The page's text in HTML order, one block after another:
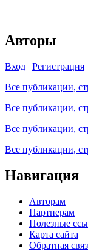
Авторы
Вход | Регистрация
Все публикации,
Все публикации,
Все публикации,
Все публикации,
Навигация
Авторам
Партнерам
Полезные
Карта сайта
Обратная